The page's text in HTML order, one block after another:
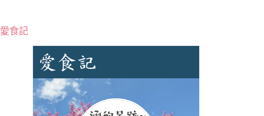
愛食記